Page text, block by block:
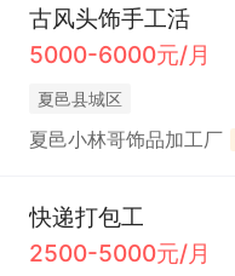
古风头饰手工活
5000-6000元/月
夏邑县城区
夏邑小林哥饰品加工厂
快递打包工
2500-5000元/月